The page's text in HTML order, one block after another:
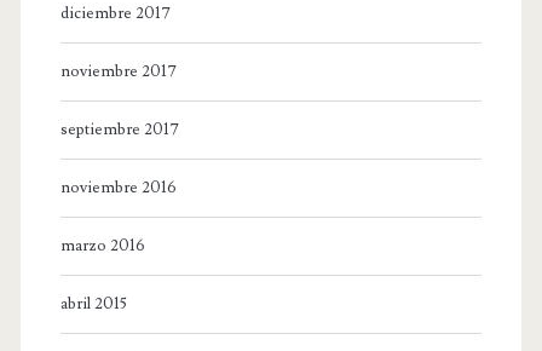
diciembre 2017
noviembre 2017
septiembre 2017
noviembre 2016
marzo 2016
abril 2015